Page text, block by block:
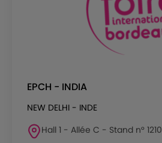
EPCH - INDIA
NEW DELHI - INDE
Hall 1 - Allée C - Stand n° 1210